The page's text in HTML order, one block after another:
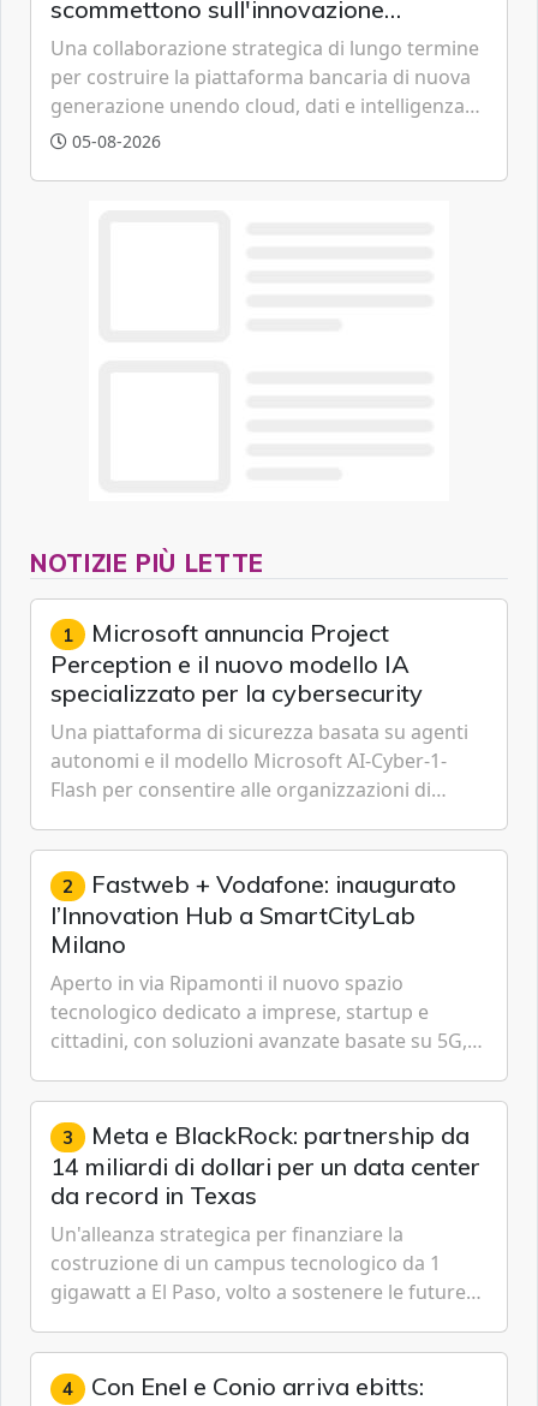
scommettono sull'innovazione
tecnologica
Una collaborazione strategica di lungo termine
per costruire la piattaforma bancaria di nuova
generazione unendo cloud, dati e intelligenza
artificiale.
05-08-2026
NOTIZIE PIÙ LETTE
1 Microsoft annuncia Project
Perception e il nuovo modello IA
specializzato per la cybersecurity
Una piattaforma di sicurezza basata su agenti
autonomi e il modello Microsoft AI-Cyber-1-
Flash per consentire alle organizzazioni di
gestione continua del rischio.
2 Fastweb + Vodafone: inaugurato
l’Innovation Hub a SmartCityLab
Milano
Aperto in via Ripamonti il nuovo spazio
tecnologico dedicato a imprese, startup e
cittadini, con soluzioni avanzate basate su 5G,
Cybersecurity.
3 Meta e BlackRock: partnership da
14 miliardi di dollari per un data center
da record in Texas
Un'alleanza strategica per finanziare la
costruzione di un campus tecnologico da 1
gigawatt a El Paso, volto a sostenere le future
artificiale dell'azienda di Mark Zuckerberg.
4 Con Enel e Conio arriva ebitts: